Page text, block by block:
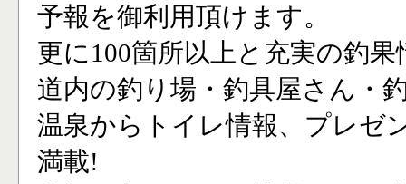
予報を御利用頂けます。
更に100箇所以上と充実の釣果
道内の釣り場・釣具屋さん・
温泉からトイレ情報、プレゼ
満載!